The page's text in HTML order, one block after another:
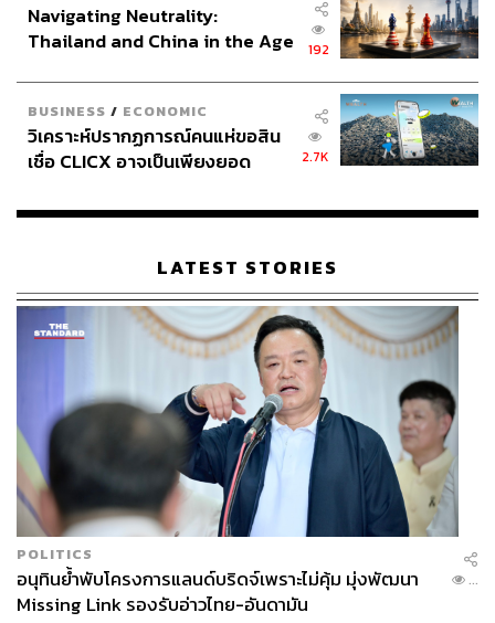
Navigating Neutrality:
Thailand and China in the Age
192
BUSINESS / ECONOMIC
วิเคราะห์ปรากฏการณ์คนแห่ขอสิน
เชื่อ CLICX อาจเป็นเพียงยอด
เรือนไทยที่ถูกซุกไว้
2.7K
LATEST STORIES
POLITICS
อนุทินย้ำพับโครงการแลนด์บริดจ์เพราะไม่คุ้ม มุ่งพัฒนา
Missing Link รองรับอ่าวไทย-อันดามัน
...